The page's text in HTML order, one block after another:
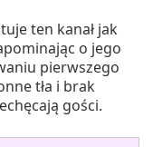
ten kanał jak
o jego
pierwszego
tła i brak
gości.